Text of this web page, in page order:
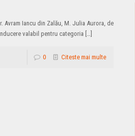
Avram Iancu din Zalău, M. Julia Aurora, de
valabil pentru categoria […]
0 Citeste mai multe